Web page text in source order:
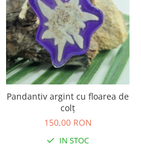
Pandantiv argint cu floarea de
colț
150,00 RON
IN STOC